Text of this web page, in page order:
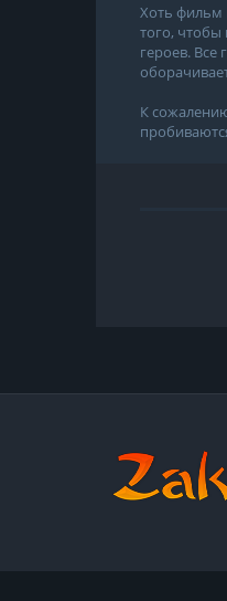
Хоть фильм
того, чтобы
героев.
К